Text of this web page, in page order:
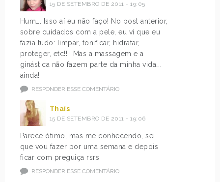
15 DE SETEMBRO DE 2011 - 19:05
Hum…. Isso aí eu não faço! No post anterior,
sobre cuidados com a pele, eu vi que eu
fazia tudo: limpar, tonificar, hidratar,
proteger, etc!!!! Mas a massagem e a
ginástica não fazem parte da minha vida….
ainda!
RESPONDER ESSE COMENTÁRIO
Thaís
15 DE SETEMBRO DE 2011 - 19:06
Parece ótimo, mas me conhecendo, sei
que vou fazer por uma semana e depois
ficar com preguiça rsrs
RESPONDER ESSE COMENTÁRIO